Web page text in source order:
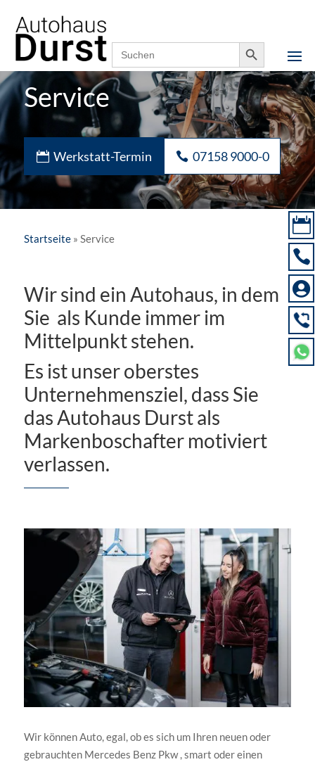
Search
for:
Search Button
24h erreichbar
Service
Werkstatt-Termin 07158 9000-0
Startseite» Service
Wir sind ein Autohaus, in dem
Sie als Kunde immer im
Mittelpunkt stehen.
Es ist unser oberstes
Unternehmensziel, dass Sie
das Autohaus Durst als
Markenboschafter motiviert
verlassen.
Wir können Auto, egal, ob es sich um Ihren neuen oder
gebrauchten Mercedes Benz Pkw , smart oder einen


